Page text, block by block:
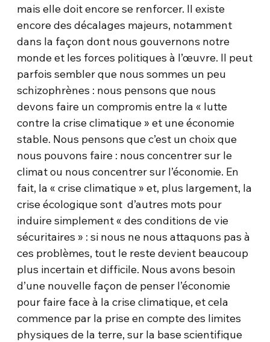
mais elle doit encore se renforcer. Il existe
encore des décalages majeurs, notamment
dans la façon dont nous gouvernons notre
monde et les forces politiques à l’œuvre. Il peut
parfois sembler que nous sommes un peu
schizophrènes : nous pensons que nous
devons faire un compromis entre la « lutte
contre la crise climatique » et une économie
stable. Nous pensons que c’est un choix que
nous pouvons faire : nous concentrer sur le
climat ou nous concentrer sur l’économie. En
fait, la « crise climatique » et, plus largement, la
crise écologique sont d’autres mots pour
induire simplement « des conditions de vie
sécuritaires » : si nous ne nous attaquons pas à
ces problèmes, tout le reste devient beaucoup
plus incertain et difficile. Nous avons besoin
d’une nouvelle façon de penser l’économie
pour faire face à la crise climatique, et cela
commence par la prise en compte des limites
physiques de la terre, sur la base scientifique